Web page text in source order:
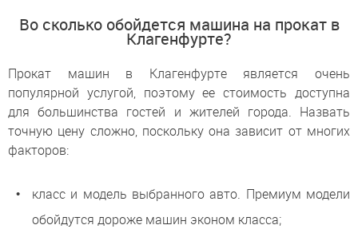
Во сколько обойдется машина на прокат в
Клагенфурте?
Прокат машин в Клагенфурте является очень
популярной услугой, поэтому ее стоимость доступна
для большинства гостей и жителей города. Назвать
точную цену сложно, поскольку она зависит от многих
факторов:
класс и модель выбранного авто. Премиум модели
обойдутся дороже машин эконом класса;